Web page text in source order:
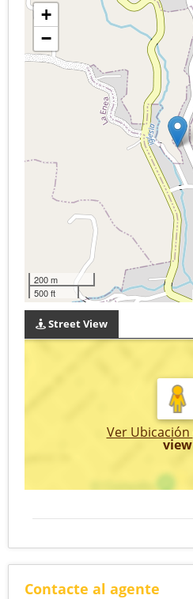
+
−
200 m
500 ft
Street View
Ver Ubicación
view
Contacte al agente